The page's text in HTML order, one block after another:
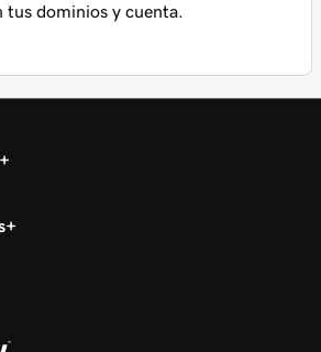
tus dominios y cuenta.